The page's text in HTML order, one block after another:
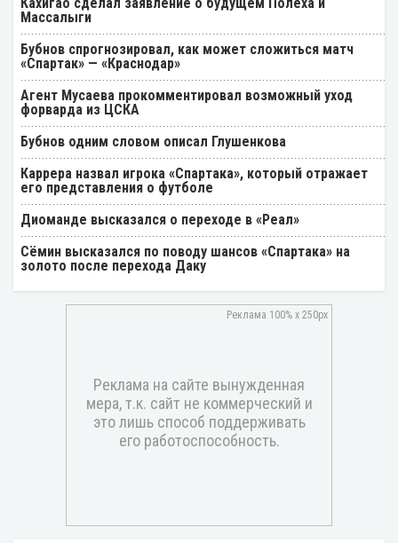
Кахигао сделал заявление о будущем Полеха и
Массалыги
Бубнов спрогнозировал, как может сложиться матч
«Спартак» — «Краснодар»
Агент Мусаева прокомментировал возможный уход
форварда из ЦСКА
Бубнов одним словом описал Глушенкова
Каррера назвал игрока «Спартака», который отражает
его представления о футболе
Диоманде высказался о переходе в «Реал»
Cёмин высказался по поводу шансов «Спартака» на
золото после перехода Даку